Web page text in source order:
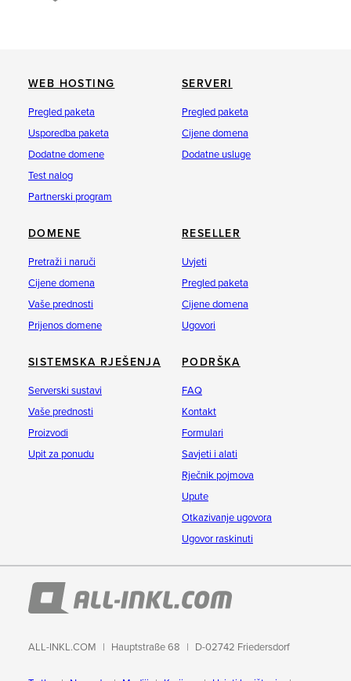
WEB HOSTING
Pregled paketa
Usporedba paketa
Dodatne domene
Test nalog
Partnerski program
SERVERI
Pregled paketa
Cijene domena
Dodatne usluge
DOMENE
Pretraži i naruči
Cijene domena
Vaše prednosti
Prijenos domene
RESELLER
Uvjeti
Pregled paketa
Cijene domena
Ugovori
SISTEMSKA RJEŠENJA
Serverski sustavi
Vaše prednosti
Proizvodi
Upit za ponudu
PODRŠKA
FAQ
Kontakt
Formulari
Savjeti i alati
Rječnik pojmova
Upute
Otkazivanje ugovora
Ugovor raskinuti
ALL-INKL.COM Hauptstraße 68 D-02742 Friedersdorf